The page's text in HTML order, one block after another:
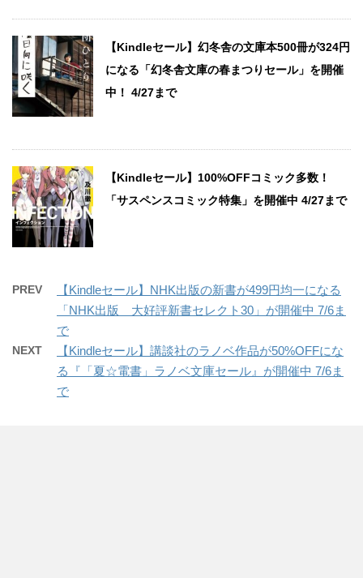
【Kindleセール】幻冬舎の文庫本500冊が324円
になる「幻冬舎文庫の春まつりセール」を開催
中！ 4/27まで
【Kindleセール】100%OFFコミック多数！
「サスペンスコミック特集」を開催中 4/27まで
PREV
【Kindleセール】NHK出版の新書が499円均一になる
「NHK出版 大好評新書セレクト30」が開催中 7/6ま
で
NEXT
【Kindleセール】講談社のラノベ作品が50%OFFにな
る『「夏☆電書」ラノベ文庫セール』が開催中 7/6ま
で